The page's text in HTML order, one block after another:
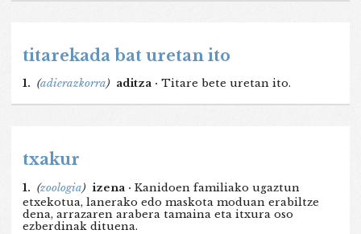
titarekada bat uretan ito
1. (adierazkorra) aditza · Titare bete uretan ito.
txakur
1. (zoologia) izena · Kanidoen familiako ugaztun
etxekotua, lanerako edo maskota moduan erabiltze
dena, arrazaren arabera tamaina eta itxura oso
ezberdinak dituena.